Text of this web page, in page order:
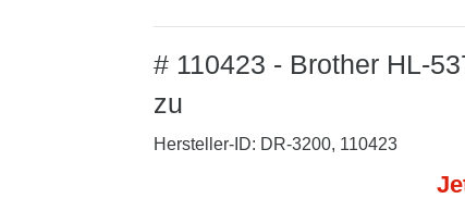
# 110423 - Brother HL-
zu
Hersteller-ID: DR-3200, 110423